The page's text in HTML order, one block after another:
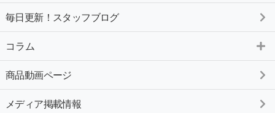
毎日更新！スタッフブログ
コラム
商品動画ページ
メディア掲載情報